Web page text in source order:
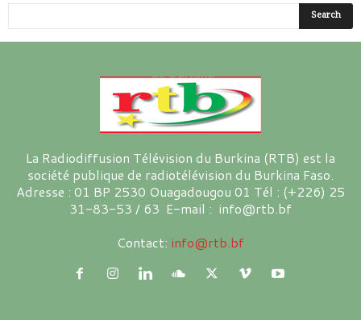
La Radiodiffusion Télévision du Burkina (RTB) est la
société publique de radiotélévision du Burkina Faso.
Adresse : 01 BP 2530 Ouagadougou 01 Tél : (+226) 25
31-83-53 / 63 E-mail : info@rtb.bf
Contact: info@rtb.bf